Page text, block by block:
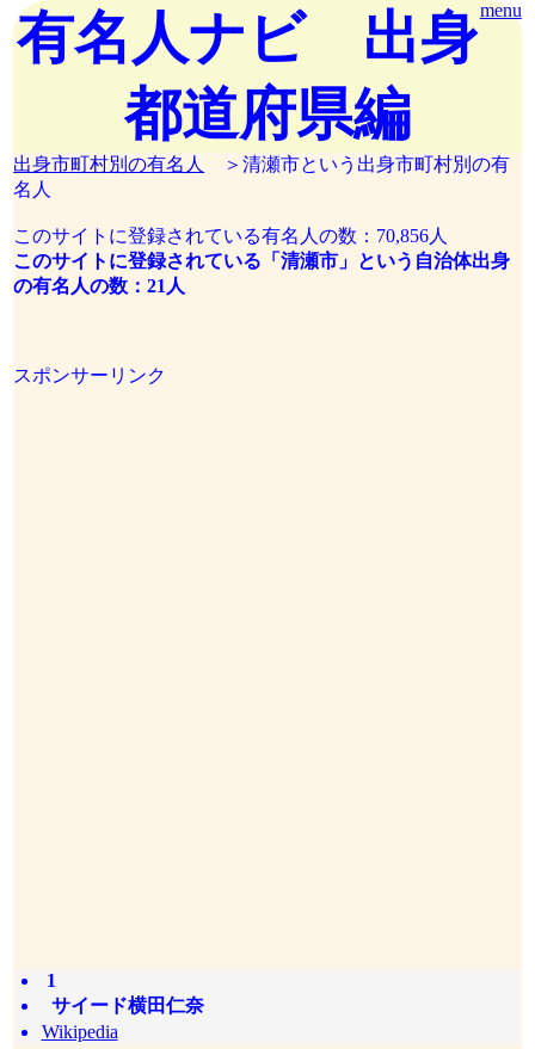
menu
有名人ナビ 出身
都道府県編
出身市町村別の有名人
＞清瀬市という出身市町村別の有
名人
このサイトに登録されている有名人の数：70,856人
このサイトに登録されている「清瀬市」という自治体出身
の有名人の数：21人
スポンサーリンク
1
サイード横田仁奈
Wikipedia